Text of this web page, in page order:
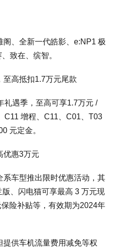
、全新一代皓影、e:NP1 极
致在、缤智。
至高抵扣1.7万元尾款
礼遇季，至高可享1.7万元 /
C11 增程、C11、C01、T03
元定金。
优惠3万元
系车型推出限时优惠活动，其
、闪电猫可享最高 3 万元现
险补贴等，有效期为2024年
供车机流量费用减免等权